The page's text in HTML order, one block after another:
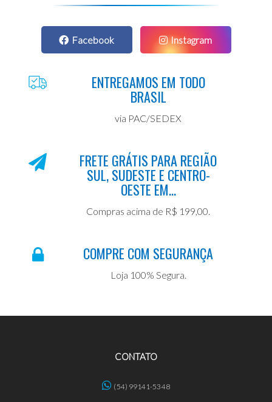
Facebook Instagram
ENTREGAMOS EM TODO
BRASIL
via PAC/SEDEX
FRETE GRÁTIS PARA REGIÃO
SUL, SUDESTE E CENTRO-
OESTE EM...
Compras acima de R$ 199,00.
COMPRE COM SEGURANÇA
Loja 100% Segura.
CONTATO
(54) 99141-5348